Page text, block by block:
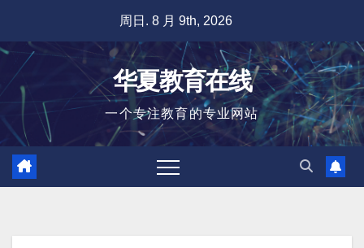
容
周日. 8 月 9th, 2026
华夏教育在线
一个专注教育的专业网站